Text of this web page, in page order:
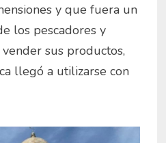
y que fuera un
los pescadores y
sus productos,
llegó a utilizarse con